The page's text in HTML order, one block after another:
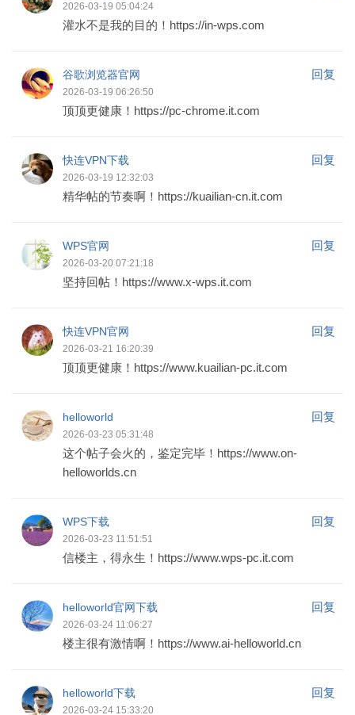
2026-03-19 05:04:24
灌水不是我的目的！https://in-wps.com
谷歌浏览器官网 回复
2026-03-19 06:26:50
顶顶更健康！https://pc-chrome.it.com
快连VPN下载 回复
2026-03-19 12:32:03
精华帖的节奏啊！https://kuailian-cn.it.com
WPS官网 回复
2026-03-20 07:21:18
坚持回帖！https://www.x-wps.it.com
快连VPN官网 回复
2026-03-21 16:20:39
顶顶更健康！https://www.kuailian-pc.it.com
helloworld 回复
2026-03-23 05:31:48
这个帖子会火的，鉴定完毕！https://www.on-
helloworlds.cn
WPS下载 回复
2026-03-23 11:51:51
信楼主，得永生！https://www.wps-pc.it.com
helloworld官网下载 回复
2026-03-24 11:06:27
楼主很有激情啊！https://www.ai-helloworld.cn
helloworld下载 回复
2026-03-24 15:33:20